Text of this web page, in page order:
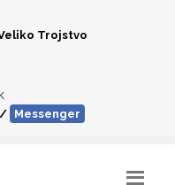
Trojstvo
/ Messenger